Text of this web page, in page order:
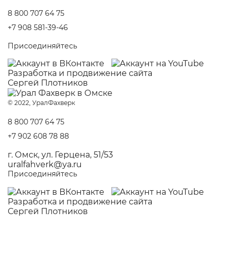
8 800 707 64 75
+7 908 581-39-46
Присоединяйтесь
Разработка и продвижение сайта
Сергей Плотников
© 2022, УралФахверк
8 800 707 64 75
+7 902 608 78 88
г. Омск, ул. Герцена, 51/53
uralfahverk@ya.ru
Присоединяйтесь
Разработка и продвижение сайта
Сергей Плотников